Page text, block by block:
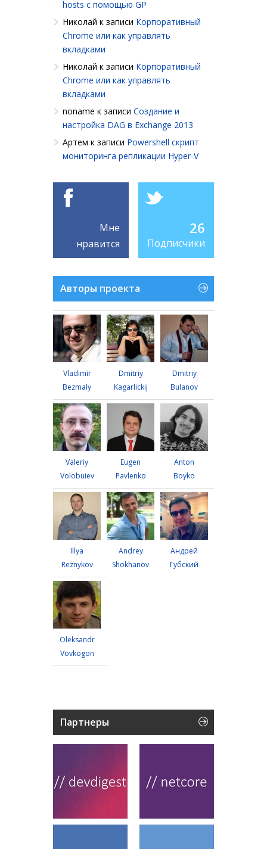
hosts с помощью GP
Николай к записи Корпоративный
Chrome или как управлять
вкладками
Николай к записи Корпоративный
Chrome или как управлять
вкладками
noname к записи Создание и
настройка DAG в Exchange 2013
Артем к записи Powershell cкрипт
мониторинга репликации Hyper-V
Мне
нравится
26
Подписчики
Авторы проекта
Vladimir
Bezmaly
Dmitriy
Kagarlickij
Dmitriy
Bulanov
Valeriy
Volobuiev
Eugen
Pavlenko
Anton
Boyko
Illya
Reznykov
Andrey
Shokhanov
Андрей
Губский
Oleksandr
Vovkogon
Партнеры